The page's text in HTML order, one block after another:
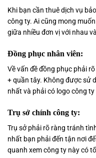
Khi bạn cần thuê dịch vụ
công ty. Ai cũng mong
giữa nhiều đơn vị với nhau
Đồng phục nhân viên:
Về vấn đề đồng phục phải
+ quần tây. Không được sử
nhất và phải có logo công
Trụ sở chính công ty:
Trụ sở phải rõ ràng tránh
nhất bạn phải đến tận nơi
quanh xem công ty này có